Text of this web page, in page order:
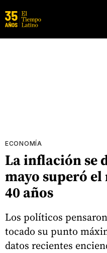
ECONOMÍA
La inflación se
mayo superó
40 años
Los políticos
tocado su punto
datos recientes